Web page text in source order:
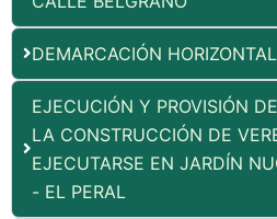
DEMARCACIÓN
EJECUCIÓN Y PROVISIÓN
LA CONSTRUCCIÓN DE
EJECUTARSE EN JARDÍN
- EL PERAL